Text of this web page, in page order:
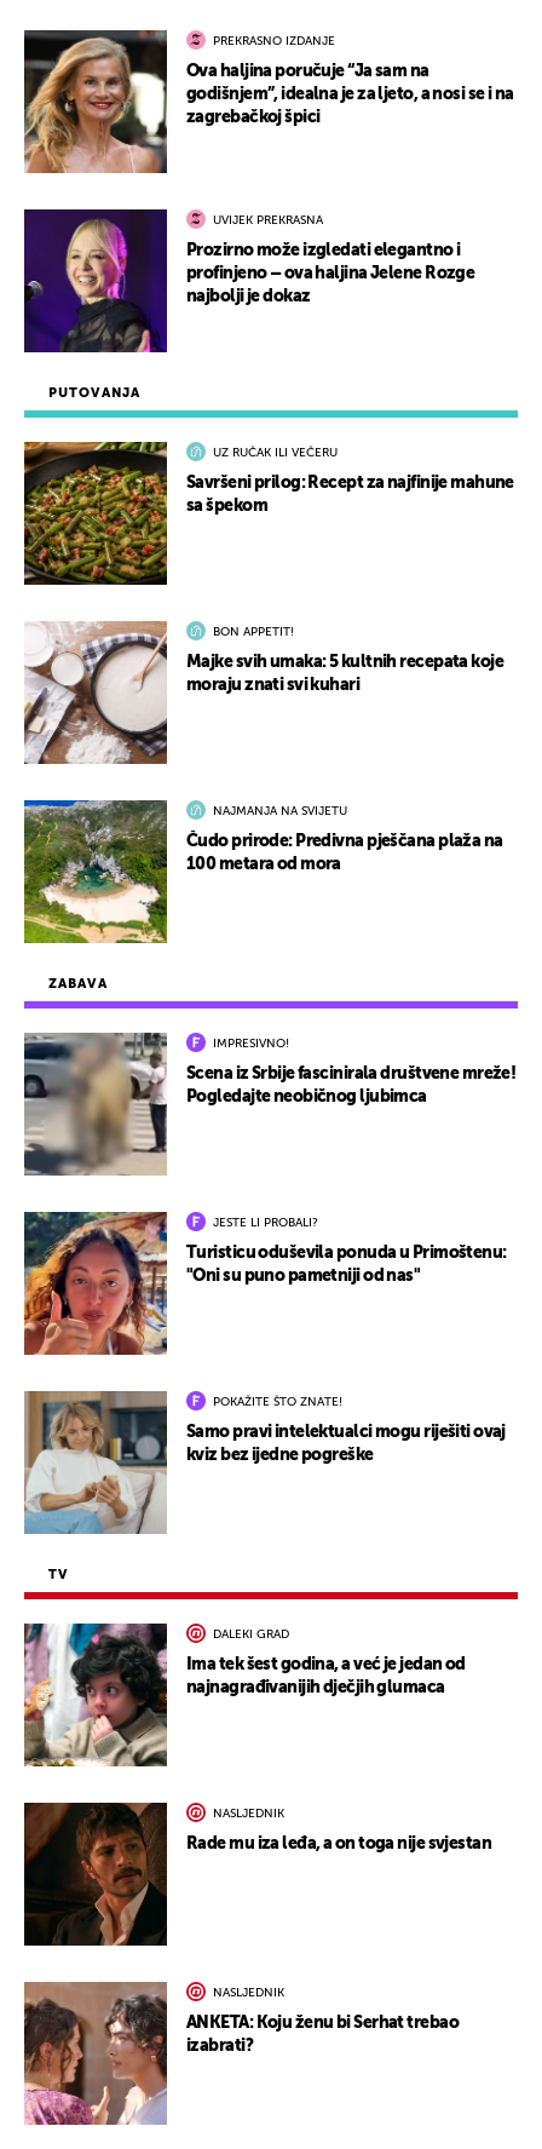
ZABAVA
IMPRESIVNO!
Scena iz Srbije fascinirala društvene mreže!
Pogledajte neobičnog ljubimca
JESTE LI PROBALI?
Turisticu oduševila ponuda u Primoštenu:
"Oni su puno pametniji od nas"
POKAŽITE ŠTO ZNATE!
Samo pravi intelektualci mogu riješiti ovaj
kviz bez ijedne pogreške
TV
DALEKI GRAD
Ima tek šest godina, a već je jedan od
najnagrađivanijih dječjih glumaca
NASLJEDNIK
Rade mu iza leđa, a on toga nije svjestan
NASLJEDNIK
ANKETA: Koju ženu bi Serhat trebao
izabrati?
PUTOVANJA
UZ RUČAK ILI VEČERU
Savršeni prilog: Recept za najfinije mahune
sa špekom
BON APPETIT!
Majke svih umaka: 5 kultnih recepata koje
moraju znati svi kuhari
NAJMANJA NA SVIJETU
Čudo prirode: Predivna pješčana plaža na
100 metara od mora
PREKRASNO IZDANJE
Ova haljina poručuje “Ja sam na
godišnjem”, idealna je za ljeto, a nosi se i na
zagrebačkoj špici
UVIJEK PREKRASNA
Prozirno može izgledati elegantno i
profinjeno – ova haljina Jelene Rozge
najbolji je dokaz